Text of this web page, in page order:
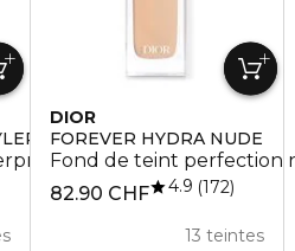
DIOR
FOREVER HYDRA NUDE
Fond de teint perfection
82.90 CHF
13 teintes
4.9 172